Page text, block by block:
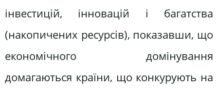
інвестицій, інновацій і багатства
(накопичених ресурсів), показавши, що
економічного домінування
домагаються країни, що конкурують на